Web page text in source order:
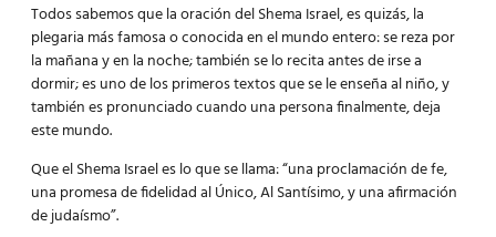
Todos sabemos que la oración del Shema Israel, es quizás, la
plegaria más famosa o conocida en el mundo entero: se reza por
la mañana y en la noche; también se lo recita antes de irse a
dormir; es uno de los primeros textos que se le enseña al niño, y
también es pronunciado cuando una persona finalmente, deja
este mundo.
Que el Shema Israel es lo que se llama: “una proclamación de fe,
una promesa de fidelidad al Único, Al Santísimo, y una afirmación
de judaísmo”.